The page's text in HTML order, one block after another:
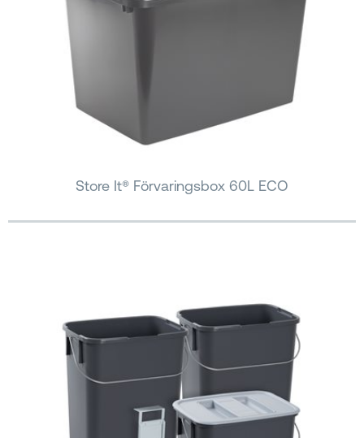
Store It® Förvaringsbox 60L ECO